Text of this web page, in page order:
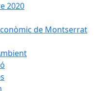
2020
de Montserrat